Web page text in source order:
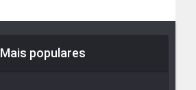
Mais populares